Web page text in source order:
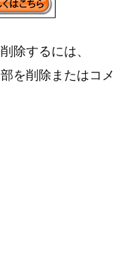
除するには、
を削除またはコメ